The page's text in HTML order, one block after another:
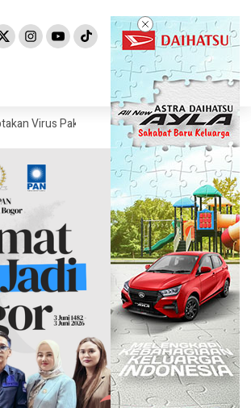
Pakai AI Ahli Ungkap Penampakan